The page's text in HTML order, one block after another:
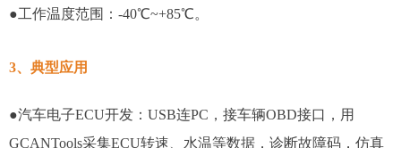
●工作温度范围：-40℃~+85℃。
3、典型应用
●汽车电子ECU开发：USB连PC，接车辆OBD接口，用
GCANTools采集ECU转速、水温等数据，诊断故障码，仿真